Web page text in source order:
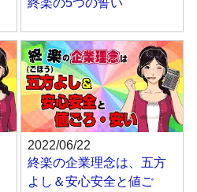
終楽の5つの誓い
2022/06/22
終楽の企業理念は、五方
よし＆安心安全と値ご